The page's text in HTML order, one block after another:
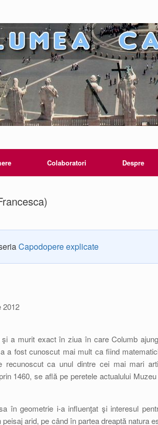
Colaboratori Despre
Capodopere explicate
2012
a murit exact în ziua în care Columb
a fost cunoscut mai mult ca fiind
recunoscut ca unul dintre cei mai mari
1460, se află pe peretele actualului
în geometrie i-a influenţat şi interesul
arid, pe când în partea dreaptă natura